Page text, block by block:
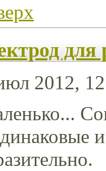
2012,